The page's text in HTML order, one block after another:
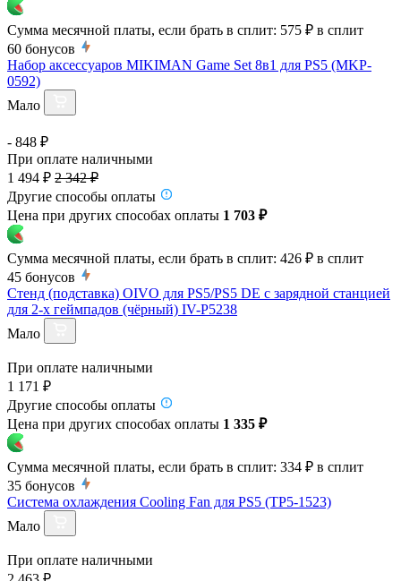
Сумма месячной платы, если брать в сплит: 575 ₽ в сплит
60 бонусов
Набор аксессуаров MIKIMAN Game Set 8в1 для PS5 (MKP-
0592)
Мало
- 848 ₽
При оплате наличными
1 494 ₽ 2 342 ₽
Другие способы оплаты
Цена при других способах оплаты 1 703 ₽
Сумма месячной платы, если брать в сплит: 426 ₽ в сплит
45 бонусов
Cтенд (подставка) OIVO для PS5/PS5 DE с зарядной станцией
для 2-х геймпадов (чёрный) IV-P5238
Мало
При оплате наличными
1 171 ₽
Другие способы оплаты
Цена при других способах оплаты 1 335 ₽
Сумма месячной платы, если брать в сплит: 334 ₽ в сплит
35 бонусов
Система охлаждения Cooling Fan для PS5 (TP5-1523)
Мало
При оплате наличными